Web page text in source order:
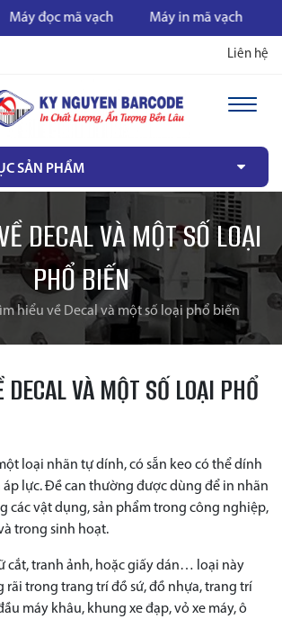
Máy in mã vạch Mực in mã vạch
Liên hệ
SẢN PHẨM
DECAL VÀ MỘT SỐ LOẠI
PHỔ BIẾN
hiểu về Decal và một số loại phổ biến
VÀ MỘT SỐ LOẠI PHỔ
loại nhãn tự dính, có sẵn keo có thể dính
lực. Đề can thường được dùng để in nhãn
các vật dụng, sản phẩm trong công nghiệp,
trong sinh hoạt.
cắt, tranh ảnh, hoặc giấy dán… loại này
trong trang trí đồ sứ, đồ nhựa, trang trí
máy khâu, khung xe đạp, vỏ xe máy, ô